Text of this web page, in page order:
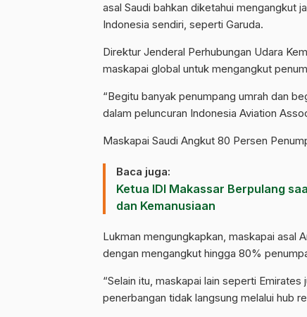
asal Saudi bahkan diketahui mengangkut
Indonesia sendiri, seperti Garuda.
Direktur Jenderal Perhubungan Udara
maskapai global untuk mengangkut
“Begitu banyak penumpang umrah dan
dalam peluncuran Indonesia Aviation
Maskapai Saudi Angkut 80 Persen
Baca juga:
Ketua IDI Makassar Berpulang
dan Kemanusiaan
Lukman mengungkapkan, maskapai asal
dengan mengangkut hingga 80%
“Selain itu, maskapai lain seperti
penerbangan tidak langsung melalui hub